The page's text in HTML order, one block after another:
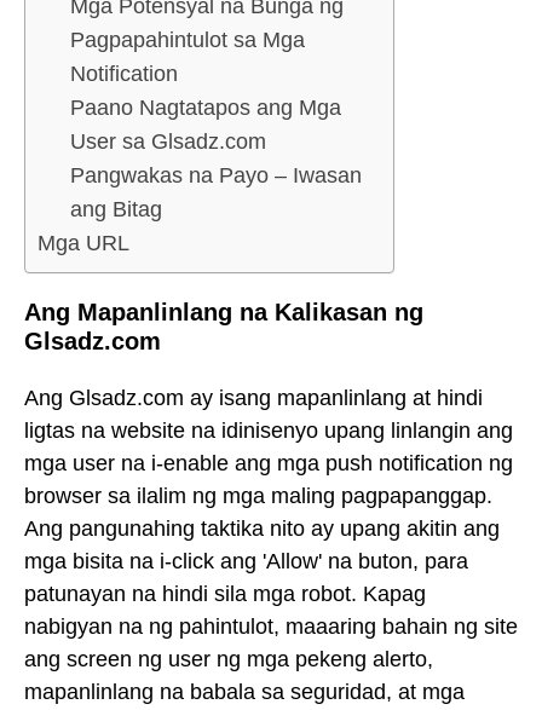
Mga Potensyal na Bunga ng
Pagpapahintulot sa Mga
Notification
Paano Nagtatapos ang Mga
User sa Glsadz.com
Pangwakas na Payo – Iwasan
ang Bitag
Mga URL
Ang Mapanlinlang na Kalikasan ng
Glsadz.com
Ang Glsadz.com ay isang mapanlinlang at hindi
ligtas na website na idinisenyo upang linlangin ang
mga user na i-enable ang mga push notification ng
browser sa ilalim ng mga maling pagpapanggap.
Ang pangunahing taktika nito ay upang akitin ang
mga bisita na i-click ang 'Allow' na buton, para
patunayan na hindi sila mga robot. Kapag
nabigyan na ng pahintulot, maaaring bahain ng site
ang screen ng user ng mga pekeng alerto,
mapanlinlang na babala sa seguridad, at mga